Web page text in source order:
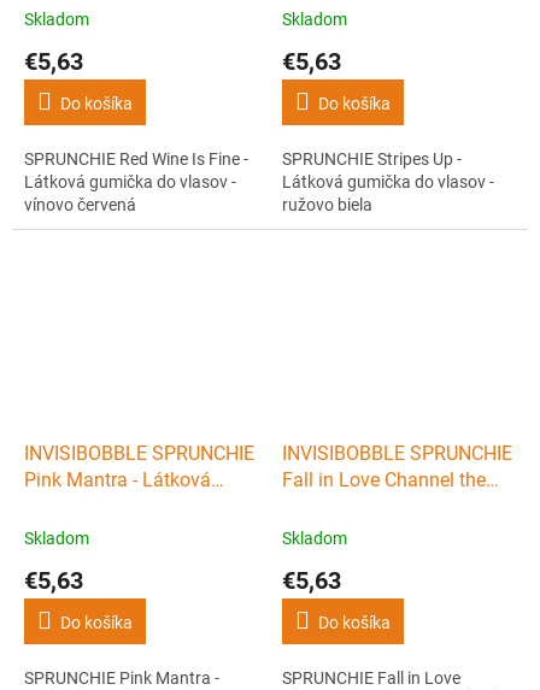
červená
Skladom
€5,63
Do košíka
SPRUNCHIE Red Wine Is Fine -
Látková gumička do vlasov -
vínovo červená
biela
Skladom
€5,63
Do košíka
SPRUNCHIE Stripes Up -
Látková gumička do vlasov -
ružovo biela
INVISIBOBBLE SPRUNCHIE
Pink Mantra - Látková
s čiernym okrajom
Skladom
€5,63
Do košíka
SPRUNCHIE Pink Mantra -
INVISIBOBBLE SPRUNCHIE
Fall in Love Channel the
do vlasov - farebná
Skladom
€5,63
Do košíka
SPRUNCHIE Fall in Love